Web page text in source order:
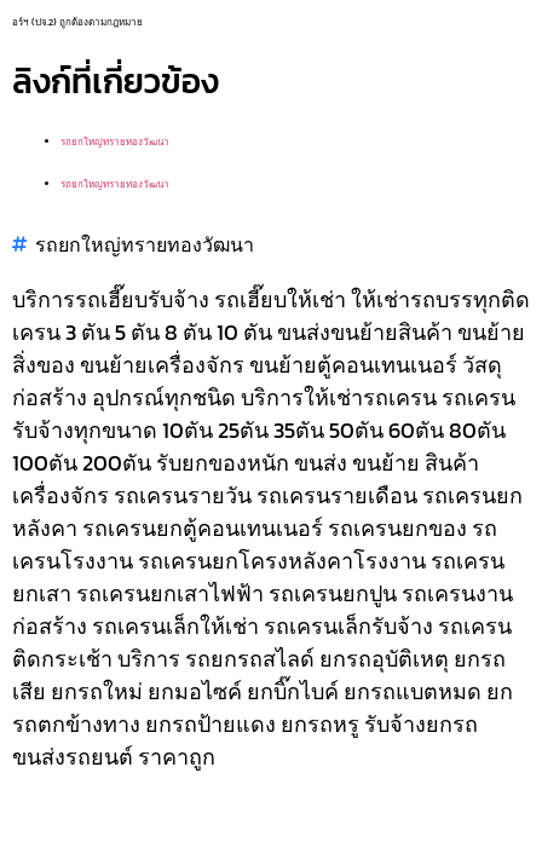
อร์ฯ (ปจ.2) ถูกต้องตามกฎหมาย
ลิงก์ที่เกี่ยวข้อง
รถยกใหญ่ทรายทองวัฒนา
รถยกใหญ่ทรายทองวัฒนา
รถยกใหญ่ทรายทองวัฒนา
บริการรถเฮี๊ยบรับจ้าง รถเฮี๊ยบให้เช่า ให้เช่ารถบรรทุกติด
เครน 3 ตัน 5 ตัน 8 ตัน 10 ตัน ขนส่งขนย้ายสินค้า ขนย้าย
สิ่งของ ขนย้ายเครื่องจักร ขนย้ายตู้คอนเทนเนอร์ วัสดุ
ก่อสร้าง อุปกรณ์ทุกชนิดบริการให้เช่ารถเครน รถเครน
รับจ้างทุกขนาด 10ตัน 25ตัน 35ตัน 50ตัน 60ตัน 80ตัน
100ตัน 200ตัน รับยกของหนัก ขนส่ง ขนย้าย สินค้า
เครื่องจักร รถเครนรายวัน รถเครนรายเดือน รถเครนยก
หลังคา รถเครนยกตู้คอนเทนเนอร์ รถเครนยกของ รถ
เครนโรงงาน รถเครนยกโครงหลังคาโรงงาน รถเครน
ยกเสา รถเครนยกเสาไฟฟ้า รถเครนยกปูน รถเครนงาน
ก่อสร้าง รถเครนเล็กให้เช่า รถเครนเล็กรับจ้าง รถเครน
ติดกระเช้าบริการ รถยกรถสไลด์ ยกรถอุบัติเหตุ ยกรถ
เสีย ยกรถใหม่ ยกมอไซค์ ยกบิ๊กไบค์ ยกรถแบตหมด ยก
รถตกข้างทาง ยกรถป้ายแดง ยกรถหรู รับจ้างยกรถ
ขนส่งรถยนต์ ราคาถูก